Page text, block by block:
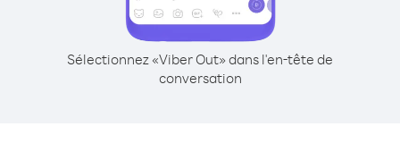
Sélectionnez «Viber Out» dans l'en-tête de
conversation